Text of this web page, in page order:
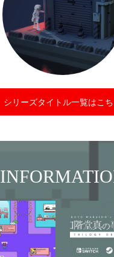
シリーズタイトル一覧はこ